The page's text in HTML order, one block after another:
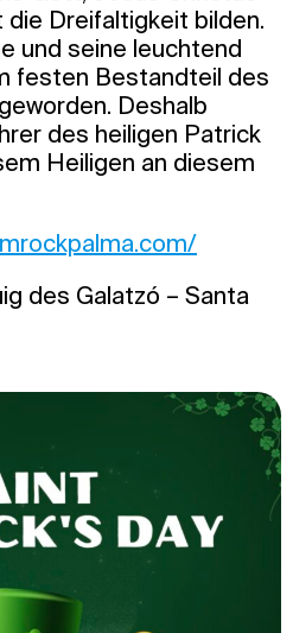
Dreifaltigkeit bilden.
und seine leuchtend
festen Bestandteil des
Deshalb
des heiligen Patrick
Heiligen an diesem
des Galatzó – Santa